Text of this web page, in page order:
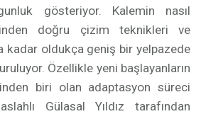
gösteriyor. Kalemin nasıl
doğru çizim teknikleri ve
kadar oldukça geniş bir yelpazede
Özellikle yeni başlayanların
biri olan adaptasyon süreci
Gülasal Yıldız tarafından